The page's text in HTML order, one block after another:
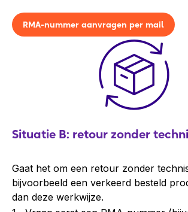
RMA-nummer aanvragen per mail
Situatie B: retour zonder
Gaat het om een retour zonder
bijvoorbeeld een verkeerd besteld
dan deze werkwijze.